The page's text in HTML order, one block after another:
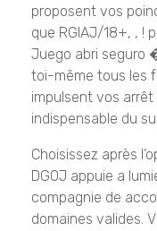
proposent vos
que RGIAJ/18+, , !
Juego abri seguro
toi-même tous les
impulsent vos arrêt
indispensable du
Choisissez après
DGOJ appuie a
compagnie de
domaines valides.